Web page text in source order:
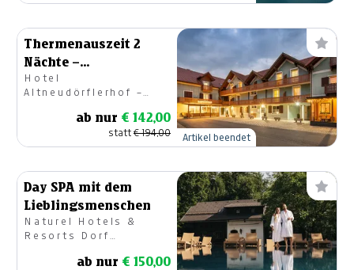
Thermenauszeit 2
Nächte –
Einzelzimmer
Hotel
Altneudörflerhof –
Betriebs – GmbH
ab nur € 142,00
statt€ 194,00 Artikel beendet
Day SPA mit dem
Lieblingsmenschen
Naturel Hotels &
Resorts Dorf
ab nur € 150,00